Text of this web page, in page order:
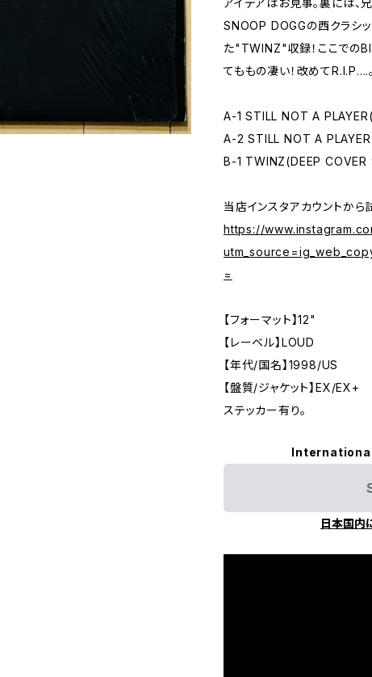
アイデアはお見事。裏には、
SNOOP DOGGの西クラシ
た"TWINZ"収録！ここでの
てももの凄い！改めてR.I.P....
A-1 STILL NOT A
A-2 STILL NOT A
B-1 TWINZ(DEEP
当店インスタアカウントか
https://
=
【フォーマット】12"
【レーベル】LOUD
【年代/国名】1998/US
【盤質/ジャケット】EX/EX+
ステッカー有り。
日本国内